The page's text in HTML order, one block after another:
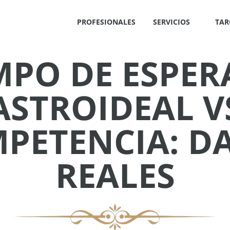
PROFESIONALES SERVICIOS
DE
REALES
✕